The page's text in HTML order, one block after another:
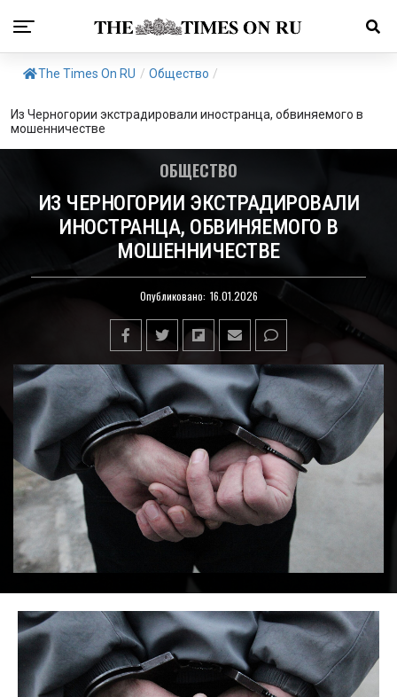
The Times On RU / Общество /
Из Черногории экстрадировали иностранца, обвиняемого в
мошенничестве
ОБЩЕСТВО
ИЗ ЧЕРНОГОРИИ ЭКСТРАДИРОВАЛИ
ИНОСТРАНЦА, ОБВИНЯЕМОГО В
МОШЕННИЧЕСТВЕ
Опубликовано: 16.01.2026